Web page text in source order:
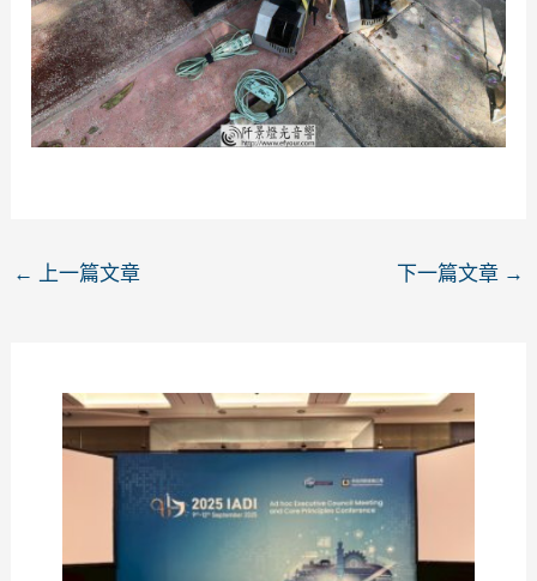
← 上一篇文章 下一篇文章 →